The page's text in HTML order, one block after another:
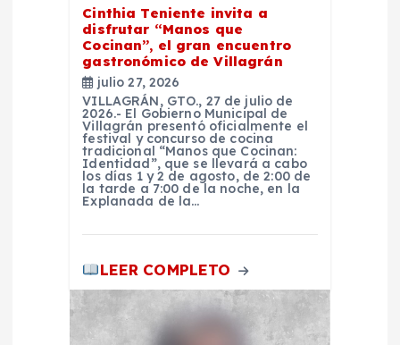
Cinthia Teniente invita a
disfrutar “Manos que
Cocinan”, el gran encuentro
gastronómico de Villagrán
julio 27, 2026
VILLAGRÁN, GTO., 27 de julio de
2026.- El Gobierno Municipal de
Villagrán presentó oficialmente el
festival y concurso de cocina
tradicional “Manos que Cocinan:
Identidad”, que se llevará a cabo
los días 1 y 2 de agosto, de 2:00 de
la tarde a 7:00 de la noche, en la
Explanada de la…
LEER COMPLETO